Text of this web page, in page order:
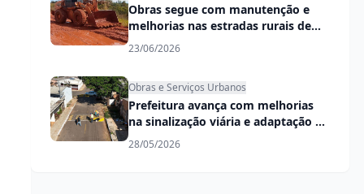
Obras segue com manutenção e
melhorias nas estradas rurais de
Itaquiraí
23/06/2026
Obras e Serviços Urbanos
Prefeitura avança com melhorias
na sinalização viária e adaptação de
vias em mão única
28/05/2026